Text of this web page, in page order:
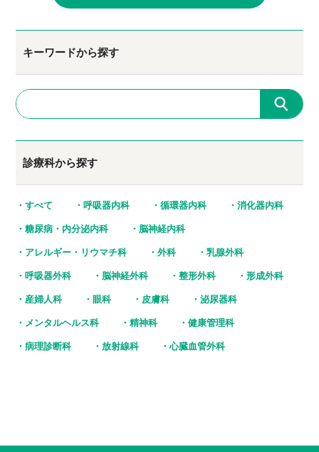
キーワードから探す
診療科から探す
すべて 呼吸器内科 循環器内科 消化器内科
糖尿病・内分泌内科 脳神経内科
アレルギー・リウマチ科 外科 乳腺外科
呼吸器外科 脳神経外科 整形外科 形成外科
産婦人科 眼科 皮膚科 泌尿器科
メンタルヘルス科 精神科 健康管理科
病理診断科 放射線科 心臓血管外科